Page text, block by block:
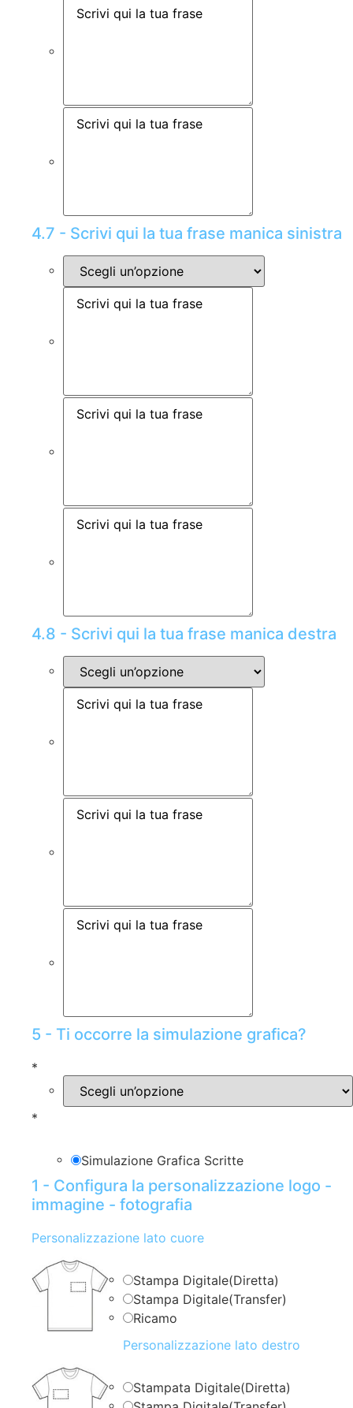
4.7 - Scrivi qui la tua frase manica sinistra
4.8 - Scrivi qui la tua frase manica destra
5 - Ti occorre la simulazione grafica?
*
*
Simulazione Grafica Scritte
1 - Configura la personalizzazione logo -
immagine - fotografia
Personalizzazione lato cuore
Stampa Digitale(Diretta)
Stampa Digitale(Transfer)
Ricamo
Personalizzazione lato destro
Stampata Digitale(Diretta)